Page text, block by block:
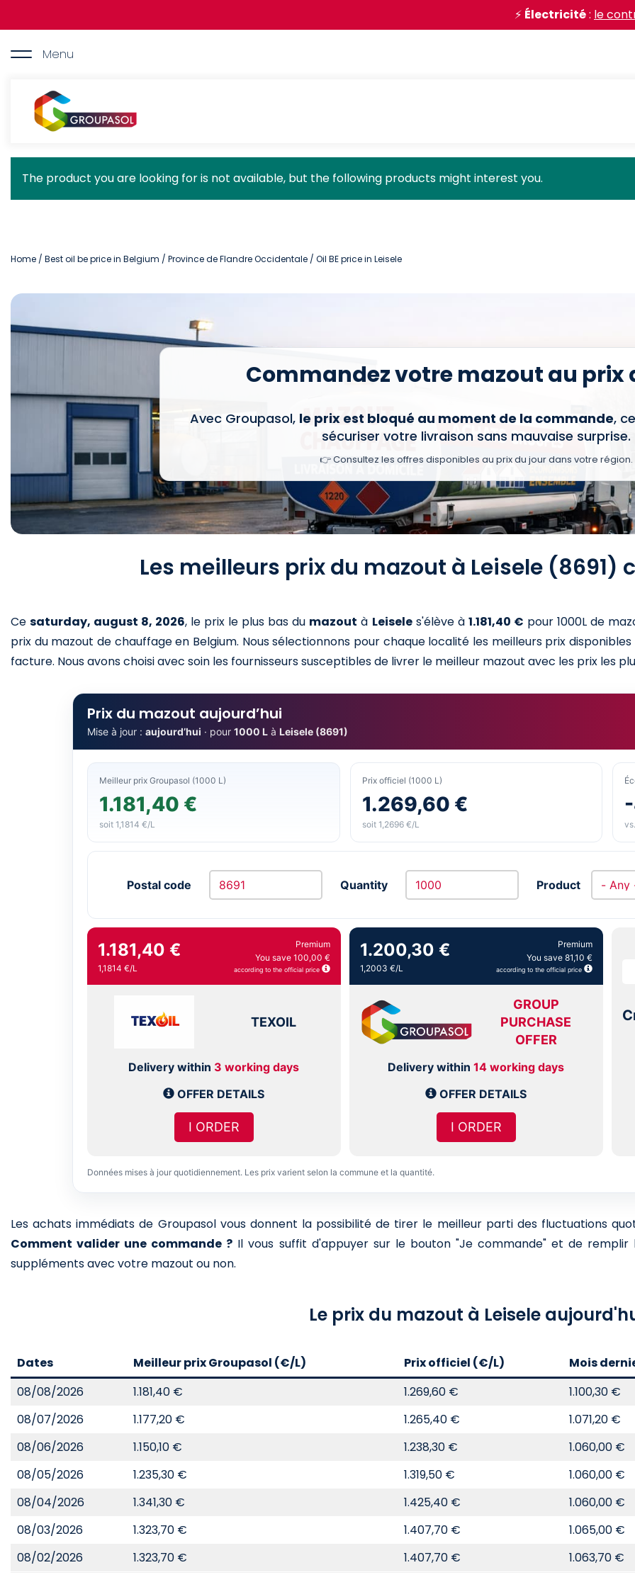
content
Électricité:le contrat négocié
Menu
Groupasol
Status
message
The product you are looking for is not available, but the following products might interest you.
Home / Best oil be price in Belgium / Province de Flandre Occidentale / Oil BE price in Leisele
Commandez votre mazout au prix
Avec Groupasol, le prix est bloqué au moment de la commande,
sécuriser votre livraison sans mauvaise surprise.
👉 Consultez les offres disponibles au prix du jour dans votre région.
Les meilleurs prix du mazout à Leisele (8691)
Cesaturday, august 8, 2026, le prix le plus bas du mazout à Leiseles'élève à 1.181,40 € pour 1000L de
prix du mazout de chauffage en Belgium. Nous sélectionnons pour chaque localité les meilleurs prix
facture. Nous avons choisi avec soin les fournisseurs susceptibles de livrer le meilleur mazout avec les prix les
Prix du mazout aujourd’hui
Mise à jour : aujourd’hui · pour 1000 L à Leisele (8691)
Meilleur prix Groupasol (1000 L)
1.181,40 €
soit 1,1814 €/L
Prix officiel (1000 L)
1.269,60 €
soit 1,2696 €/L
Postal code Quantity Product
1.181,40 €
1,1814 €/L
Premium
You save 100,00 €
according to the official price
TEXOIL
Delivery within 3 working days
OFFER DETAILS
I ORDER
1.200,30 €
1,2003 €/L
Premium
You save 81,10 €
according to the official price
GROUP
PURCHASE
OFFER
Delivery within14 working days
OFFER DETAILS
I ORDER
Données mises à jour quotidiennement. Les prix varient selon la commune et la quantité.
Les achats immédiats de Groupasol vous donnent la possibilité de tirer le meilleur parti des fluctuations
Comment valider une commande ? Il vous suffit d'appuyer sur le bouton "Je commande" et de
suppléments avec votre mazout ou non.
Le prix du mazout à Leisele
Dates Meilleur prix Groupasol (€/L) Prix officiel (€/L)
Mois
08/08/2026
1.181,40 € 1.269,60 €
1.100,30 €
08/07/2026
1.177,20 € 1.265,40 €
1.071,20 €
08/06/2026
1.150,10 € 1.238,30 €
1.060,00 €
08/05/2026
1.235,30 € 1.319,50 €
1.060,00 €
08/04/2026
1.341,30 € 1.425,40 €
1.060,00 €
08/03/2026
1.323,70 € 1.407,70 €
1.065,00 €
08/02/2026
1.323,70 € 1.407,70 € 1.063,70 €